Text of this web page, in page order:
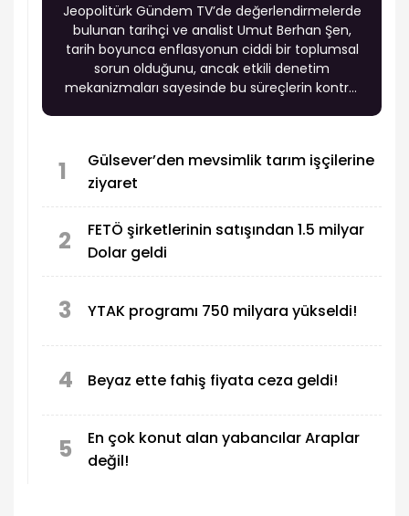
Jeopolitürk Gündem TV’de değerlendirmelerde
bulunan tarihçi ve analist Umut Berhan Şen,
tarih boyunca enflasyonun ciddi bir toplumsal
sorun olduğunu, ancak etkili denetim
mekanizmaları sayesinde bu süreçlerin kontrol
1
Gülsever’den mevsimlik tarım işçilerine
ziyaret
2
FETÖ şirketlerinin satışından 1.5 milyar
Dolar geldi
3 YTAK programı 750 milyara yükseldi!
4 Beyaz ette fahiş fiyata ceza geldi!
5
En çok konut alan yabancılar Araplar
değil!